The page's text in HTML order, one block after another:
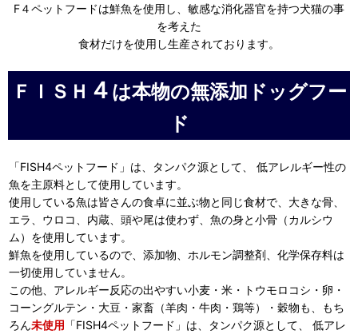
F４ペットフードは鮮魚を使用し、敏感な消化器官を持つ犬猫の事
を考えた
食材だけを使用し生産されております。
ＦＩＳＨ ４ は本物の無添加ドッグフー
ド
「FISH4ペットフード」は、タンパク源として、 低アレルギー性の
魚を主原料として使用しています。
使用している魚は皆さんの食卓に並ぶ物と同じ食材で、大きな骨、
エラ、ウロコ、内蔵、頭や尾は使わず、魚の身と小骨（カルシウ
ム）を使用しています。
鮮魚を使用しているので、添加物、ホルモン調整剤、化学保存料は
一切使用していません。
この他、アレルギー反応の出やすい小麦・米・トウモロコシ・卵・
コーングルテン・大豆・家畜（羊肉・牛肉・鶏等）・穀物も、もち
ろん未使用 「FISH4ペットフード」は、タンパク源として、 低アレ